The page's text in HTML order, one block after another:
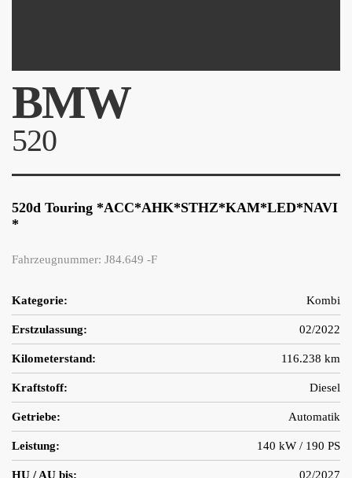
BMW
520
520d Touring *ACC*AHK*STHZ*KAM*LED*NAVI
*
Fahrzeugnummer: J84.649 -F
Kategorie: Kombi
Erstzulassung: 02/2022
Kilometerstand: 116.238 km
Kraftstoff: Diesel
Getriebe: Automatik
Leistung: 140 kW / 190 PS
HU / AU bis: 02/2027